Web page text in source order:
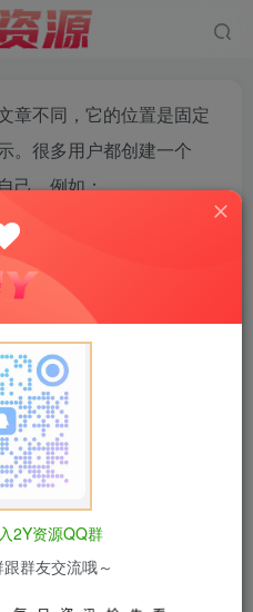
章不同，它的位置是固定
。很多用户都创建一个
己。例如：
递小哥，晚上是一名有
站。 我住在北京，养
我平时喜欢喝可乐，还
于 1971 年，自从建立以
优秀 doohickies。我们
贡献。
2Y资源QQ群
群友交流哦～